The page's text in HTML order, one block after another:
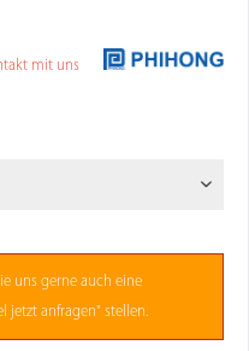
mit uns
uns gerne auch eine
jetzt anfragen" stellen.